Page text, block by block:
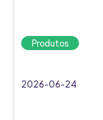
Produtos
2026-06-24